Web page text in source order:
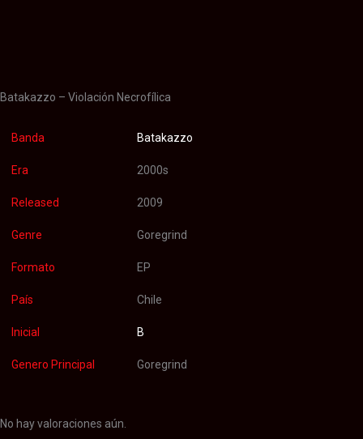
Batakazzo – Violación Necrofílica
Banda Batakazzo
Era 2000s
Released 2009
Genre Goregrind
Formato EP
País Chile
Inicial B
Genero Principal Goregrind
No hay valoraciones aún.